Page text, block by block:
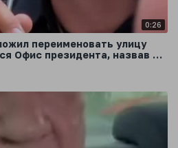
0:26
переименовать улицу
Офис президента, назвав ее